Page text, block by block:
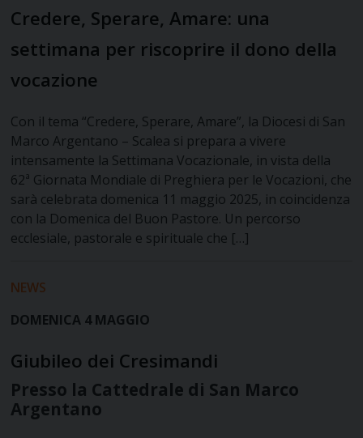
Credere, Sperare, Amare: una
settimana per riscoprire il dono della
vocazione
Con il tema “Credere, Sperare, Amare”, la Diocesi di San
Marco Argentano – Scalea si prepara a vivere
intensamente la Settimana Vocazionale, in vista della
62ª Giornata Mondiale di Preghiera per le Vocazioni, che
sarà celebrata domenica 11 maggio 2025, in coincidenza
con la Domenica del Buon Pastore. Un percorso
ecclesiale, pastorale e spirituale che […]
NEWS
DOMENICA 4 MAGGIO
Giubileo dei Cresimandi
Presso la Cattedrale di San Marco
Argentano